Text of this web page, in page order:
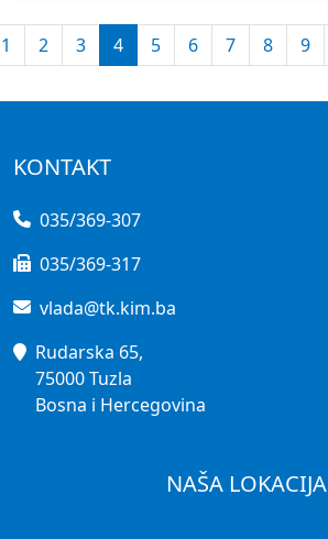
1 2 3 4 5 6 7 8 9
KONTAKT
035/369-307
035/369-317
vlada@tk.kim.ba
Rudarska 65,
75000 Tuzla
Bosna i Hercegovina
NAŠA LOKACIJA